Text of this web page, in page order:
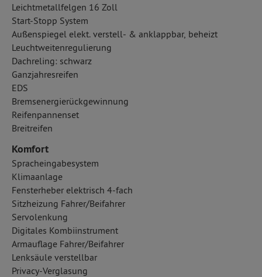
Leichtmetallfelgen 16 Zoll
Start-Stopp System
Außenspiegel elekt. verstell- & anklappbar, beheizt
Leuchtweitenregulierung
Dachreling: schwarz
Ganzjahresreifen
EDS
Bremsenergierückgewinnung
Reifenpannenset
Breitreifen
Komfort
Spracheingabesystem
Klimaanlage
Fensterheber elektrisch 4-fach
Sitzheizung Fahrer/Beifahrer
Servolenkung
Digitales Kombiinstrument
Armauflage Fahrer/Beifahrer
Lenksäule verstellbar
Privacy-Verglasung